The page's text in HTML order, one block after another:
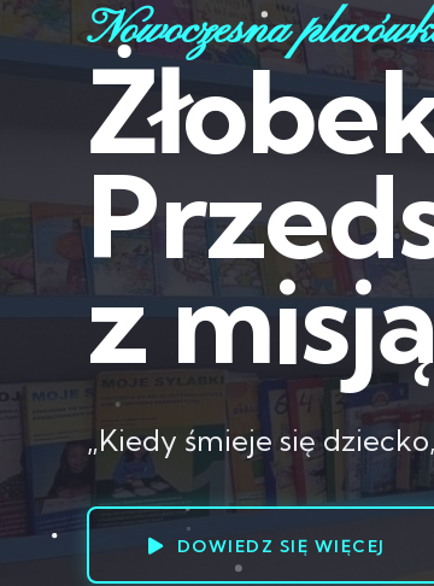
Nowoczesna
z misją
„Kiedy śmieje się
DOWIEDZ SIĘ WIĘCEJ